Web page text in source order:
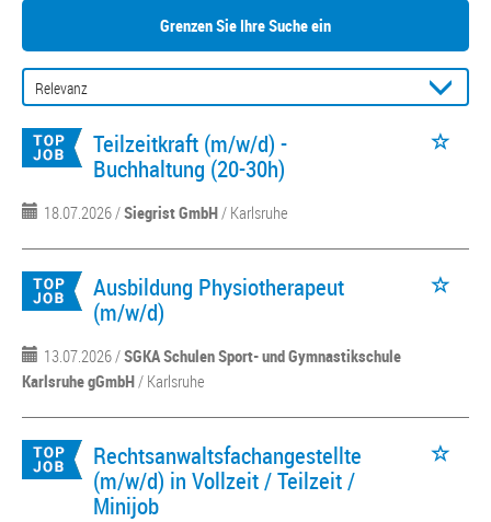
Grenzen Sie Ihre Suche ein
Teilzeitkraft (m/w/d) -
Buchhaltung (20-30h)
18.07.2026 /Siegrist GmbH/ Karlsruhe
Ausbildung Physiotherapeut
(m/w/d)
13.07.2026 /SGKA Schulen Sport- und Gymnastikschule
Karlsruhe gGmbH/ Karlsruhe
Rechtsanwaltsfachangestellte
(m/w/d) in Vollzeit / Teilzeit /
Minijob